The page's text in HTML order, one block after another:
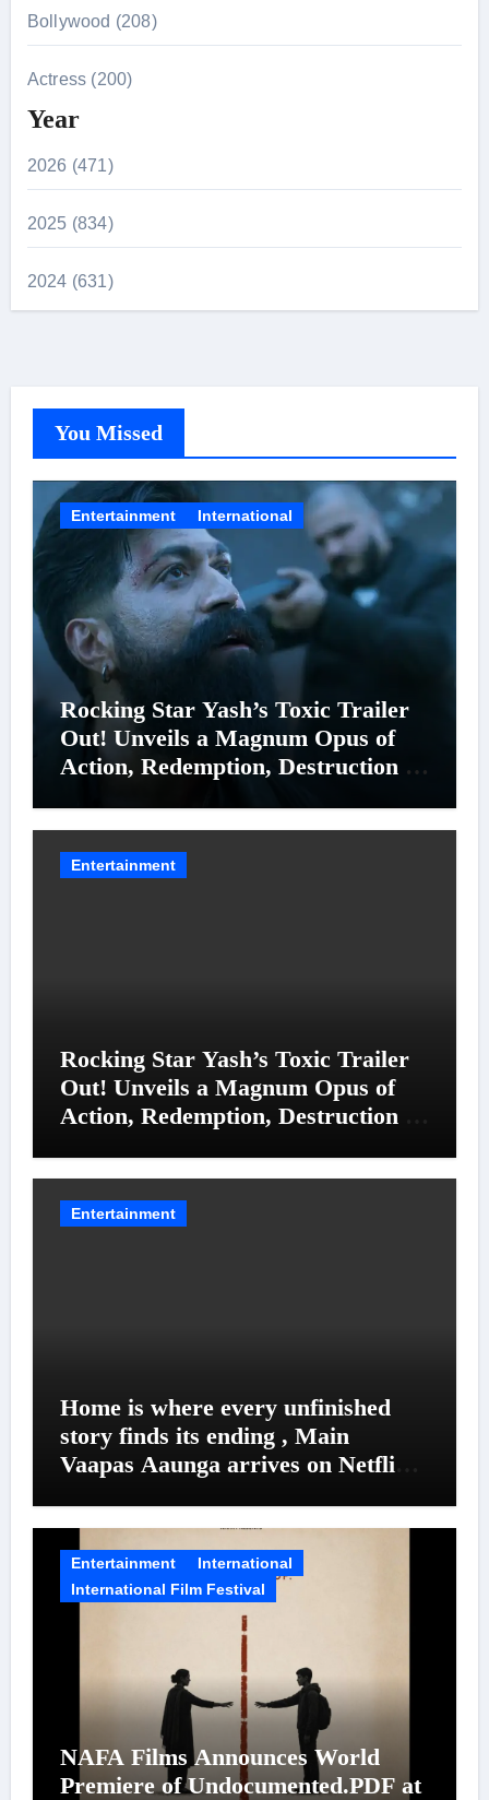
Bollywood (208)
Actress (200)
Year
2026 (471)
2025 (834)
2024 (631)
You Missed
Entertainment International
Rocking Star Yash’s Toxic Trailer
Out! Unveils a Magnum Opus of
Action, Redemption, Destruction &
Entertainment
Rocking Star Yash’s Toxic Trailer
Out! Unveils a Magnum Opus of
Action, Redemption, Destruction &
Entertainment
Home is where every unfinished
story finds its ending , Main
Vaapas Aaunga arrives on Netflix
Entertainment
International
International Film Festival
NAFA Films Announces World
Premiere of Undocumented.PDF at